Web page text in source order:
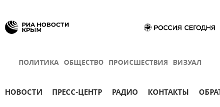
ПОЛИТИКА ОБЩЕСТВО ПРОИСШЕСТВИЯ ВИЗУАЛ
НОВОСТИ ПРЕСС-ЦЕНТР РАДИО КОНТАКТЫ